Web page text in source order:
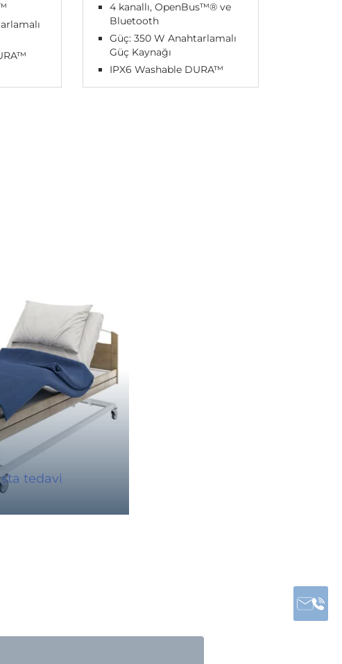
4 kanallı, OpenBus™® ve
Bluetooth
Güç: 350 W Anahtarlamalı
Güç Kaynağı
IPX6 Washable DURA™
tedavi